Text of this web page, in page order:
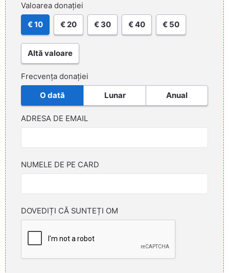
Valoarea donației
€ 10 € 20 € 30 € 40 € 50
Altă valoare
Frecvența donației
O dată Lunar Anual
ADRESA DE EMAIL
NUMELE DE PE CARD
DOVEDIȚI CĂ SUNTEȚI OM